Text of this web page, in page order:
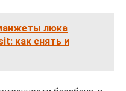
люка
как снять и